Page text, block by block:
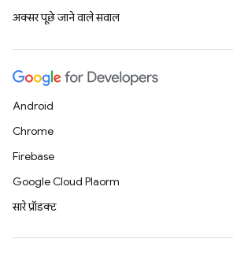
अक्सर पूछे जाने वाले सवाल
Android
Chrome
Firebase
Google Cloud Platform
सारे प्रॉडक्ट